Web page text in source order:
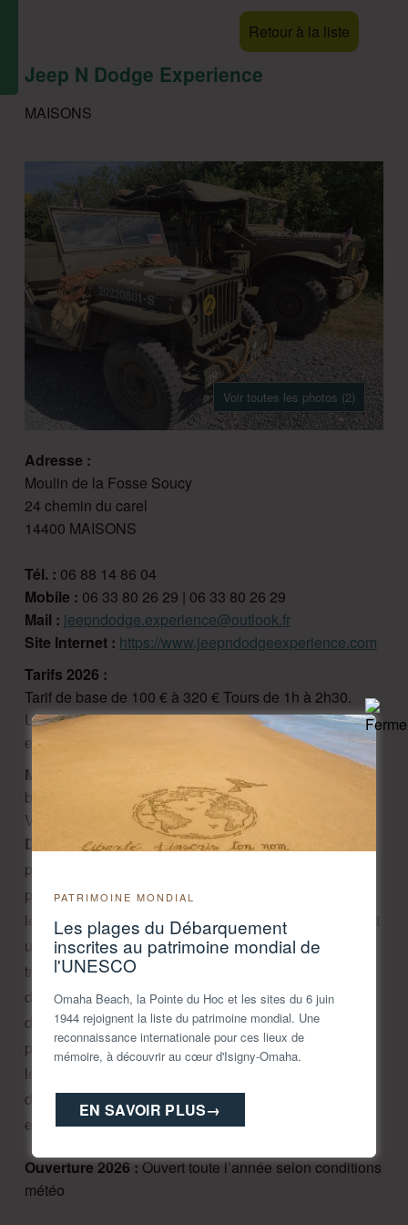
Retour à la liste
Jeep N Dodge Experience
MAISONS
Voir toutes les photos (2)
Adresse :
Moulin de la Fosse Soucy
24 chemin du carel
14400 MAISONS
Tél. : 06 88 14 86 04
Mobile : 06 33 80 26 29 | 06 33 80 26 29
Mail : jeepndodge.experience@outlook.fr
Site Internet : https://www.jeepndodgeexperience.com
Tarifs 2026 :
Tarif de base de 100 € à 320 € Tours de 1h à 2h30.
Uniquement sur réservation. Ne convient pas aux
enfants de moins de 8 ans
Moyen(s) de paiement :
Carte bleue, Chèques
bancaires et postaux, Espèces, Eurocard - Mastercard,
Virements
Description :Bastien et Nicolas, deux frères
passionnés par l'histoire du débarquement vous
proposent de vivre une expérience unique à bord de
leurs véhicules historiques de 1944 (une Jeep Willys et
un Dodge WC51). Laissez vous transporter sur les
traces des alliés et découvrez les sites emblématiques
du débarquement agrémenté d'anecdotes et d'images
d'époque. Plusieurs parcours sont proposés entre les
plages d’Omaha Beach et Gold Beach en passant par
le port artificiel d’Arromanches, la Batterie allemande
de Longues sur Mer ou encore le port pétrolier de Port
en Bessin.
Ouverture 2026 : Ouvert toute l’année selon conditions
météo
PATRIMOINE MONDIAL
Les plages du Débarquement
inscrites au patrimoine mondial de
l'UNESCO
Omaha Beach, la Pointe du Hoc et les sites du 6 juin
1944 rejoignent la liste du patrimoine mondial. Une
reconnaissance internationale pour ces lieux de
mémoire, à découvrir au cœur d'Isigny-Omaha.
EN SAVOIR PLUS→